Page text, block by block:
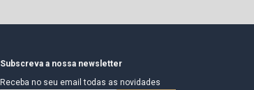
Subscreva a nossa newsletter
Receba no seu email todas as novidades